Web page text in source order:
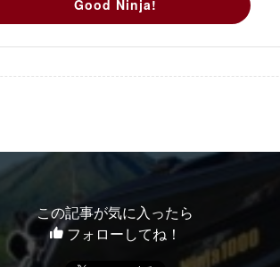
Good Ninja!
この記事が気に入ったら
フォローしてね！